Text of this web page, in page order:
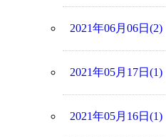
2021年06月06日(2)
2021年05月17日(1)
2021年05月16日(1)